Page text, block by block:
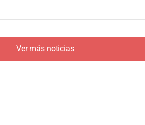
Ver más noticias